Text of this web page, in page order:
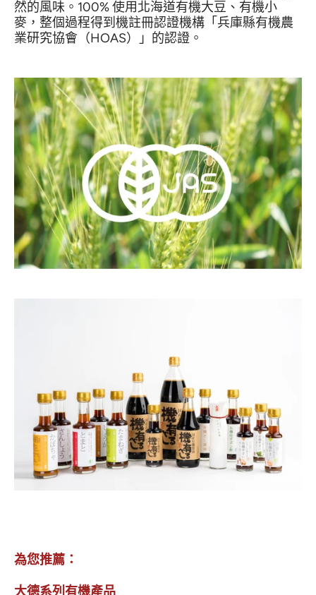
然的風味。 100%使用北海道有機大豆、有機小
麥，整個過程得到機註冊認證機構「兵庫縣有機農
業研究協會（HOAS）」的認證。
為您推薦：
大德系列有機產品